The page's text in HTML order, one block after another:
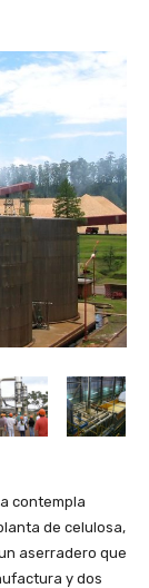
contempla
de celulosa,
aserradero que
y dos